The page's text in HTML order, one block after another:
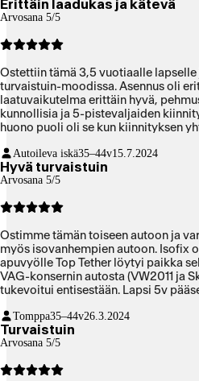
Erittäin laadukas ja kätevä
Arvosana 5/5
Ostettiin tämä 3,5 vuotiaalle
turvaistuin-moodissa. Asennus oli
laatuvaikutelma erittäin hyvä,
kunnollisia ja 5-pistevaljaiden
huono puoli oli se kun kiinnityksen
se tippui parkkipaikalla maahan ja
huomasin sen. En tämän takia
tuota taitaa olla pakollinen
Autoileva iskä35–44v15.7.2024
Hyvä turvaistuin
Arvosana 5/5
Ostimme tämän toiseen autoon ja
myös isovanhempien autoon. Isofix
apuvyölle Top Tether löytyi paikka
VAG-konsernin autosta (VW2011 ja
tukevoitui entisestään. Lapsi 5v
Tomppa35–44v26.3.2024
Turvaistuin
Arvosana 5/5